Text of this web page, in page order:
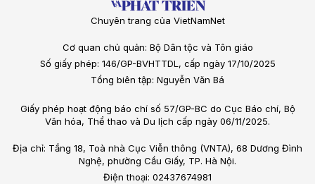
Chuyên trang của VietNamNet
Cơ quan chủ quản: Bộ Dân tộc và Tôn giáo
Số giấy phép: 146/GP-BVHTTDL, cấp ngày 17/10/2025
Tổng biên tập: Nguyễn Văn Bá
Giấy phép hoạt động báo chí số 57/GP-BC do Cục Báo chí, Bộ
Văn hóa, Thể thao và Du lịch cấp ngày 06/11/2025.
Địa chỉ: Tầng 18, Toà nhà Cục Viễn thông (VNTA), 68 Dương Đình
Nghệ, phường Cầu Giấy, TP. Hà Nội.
Điện thoại: 02437674981